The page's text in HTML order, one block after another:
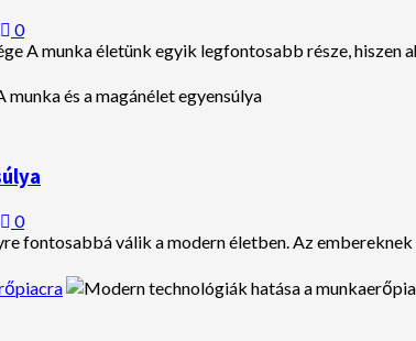
0
A munka életünk egyik legfontosabb része, hiszen
0
fontosabbá válik a modern életben. Az